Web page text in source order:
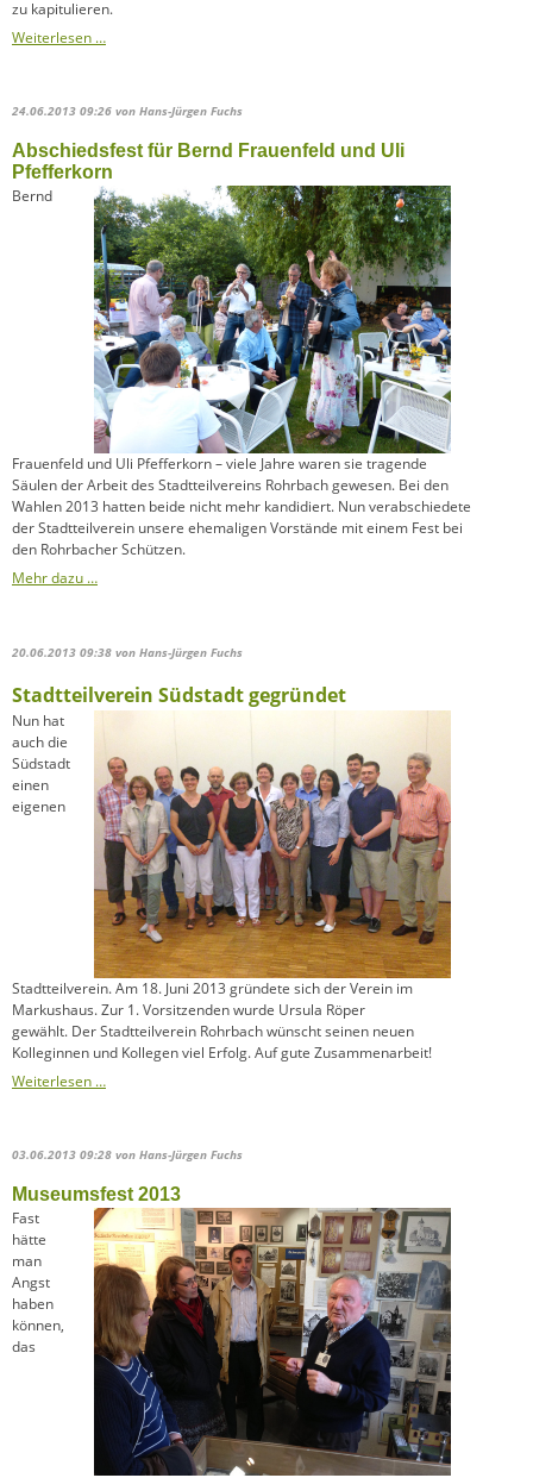
zu kapitulieren.
Weiterlesen …Ein
IGH?
24.06.2013 09:26 von Hans-Jürgen Fuchs
Abschiedsfest für Bernd Frauenfeld und Uli
Pfefferkorn
Bernd
Frauenfeld und Uli Pfefferkorn – viele Jahre waren sie tragende
Säulen der Arbeit des Stadtteilvereins Rohrbach gewesen. Bei den
Wahlen 2013 hatten beide nicht mehr kandidiert. Nun verabschiedete
der Stadtteilverein unsere ehemaligen Vorstände mit einem Fest bei
den Rohrbacher Schützen.
Mehr dazu …
20.06.2013 09:38 von Hans-Jürgen Fuchs
Stadtteilverein Südstadt gegründet
Nun hat
auch die
Südstadt
einen
eigenen
Stadtteilverein. Am 18. Juni 2013 gründete sich der Verein im
Markushaus. Zur 1. Vorsitzenden wurde Ursula Röper
gewählt. Der Stadtteilverein Rohrbach wünscht seinen neuen
Kolleginnen und Kollegen viel Erfolg. Auf gute Zusammenarbeit!
Weiterlesen …Stadtteilverein
03.06.2013 09:28 von Hans-Jürgen Fuchs
Museumsfest 2013
Fast
hätte
man
Angst
haben
können,
das